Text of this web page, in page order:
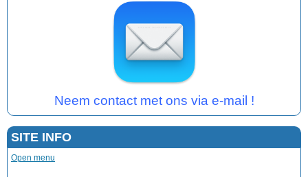
Neem contact met ons via e-mail !
SITE INFO
Open menu